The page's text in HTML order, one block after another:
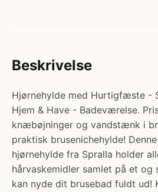
Beskrivelse
Hjørnehylde med Hurtigfæste -
Hjem & Have - Badeværelse.
knæbøjninger og vandstænk i
praktisk brusenichehylde!
hjørnehylde fra Spralla holder
hårvaskemidler samlet på et og
kan nyde dit brusebad fuldt ud!